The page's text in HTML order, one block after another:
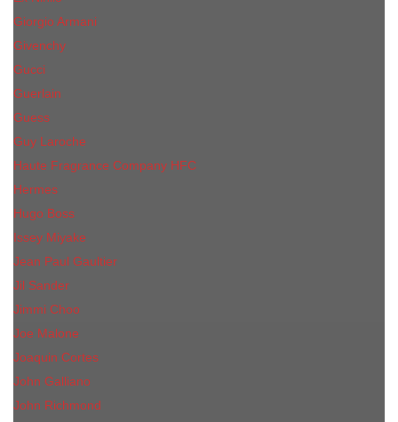
Giorgio Armani
Givenchy
Gucci
Guerlain
Guess
Guy Laroche
Haute Fragrance Company HFC
Hermes
Hugo Boss
Issey Miyake
Jean Paul Gaultier
Jil Sander
Jimmi Choo
Jое Malоnе
Joaquin Cortes
John Galliano
John Richmond